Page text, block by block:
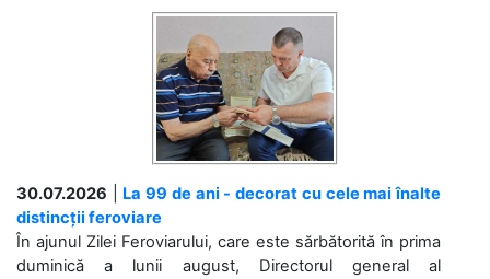
30.07.2026
La 99 de ani - decorat cu cele mai înalte
distincții feroviare
În ajunul Zilei Feroviarului, care este sărbătorită în prima
duminică a lunii august, Directorul general al